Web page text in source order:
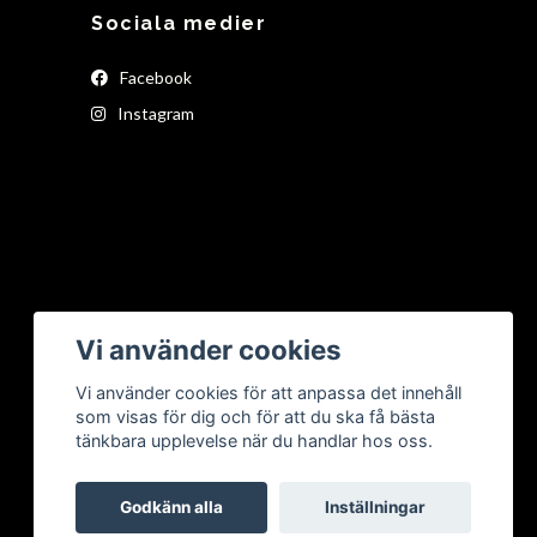
Sociala medier
Facebook
Instagram
Vi använder cookies
Vi använder cookies för att anpassa det innehåll
som visas för dig och för att du ska få bästa
tänkbara upplevelse när du handlar hos oss.
Godkänn alla Inställningar